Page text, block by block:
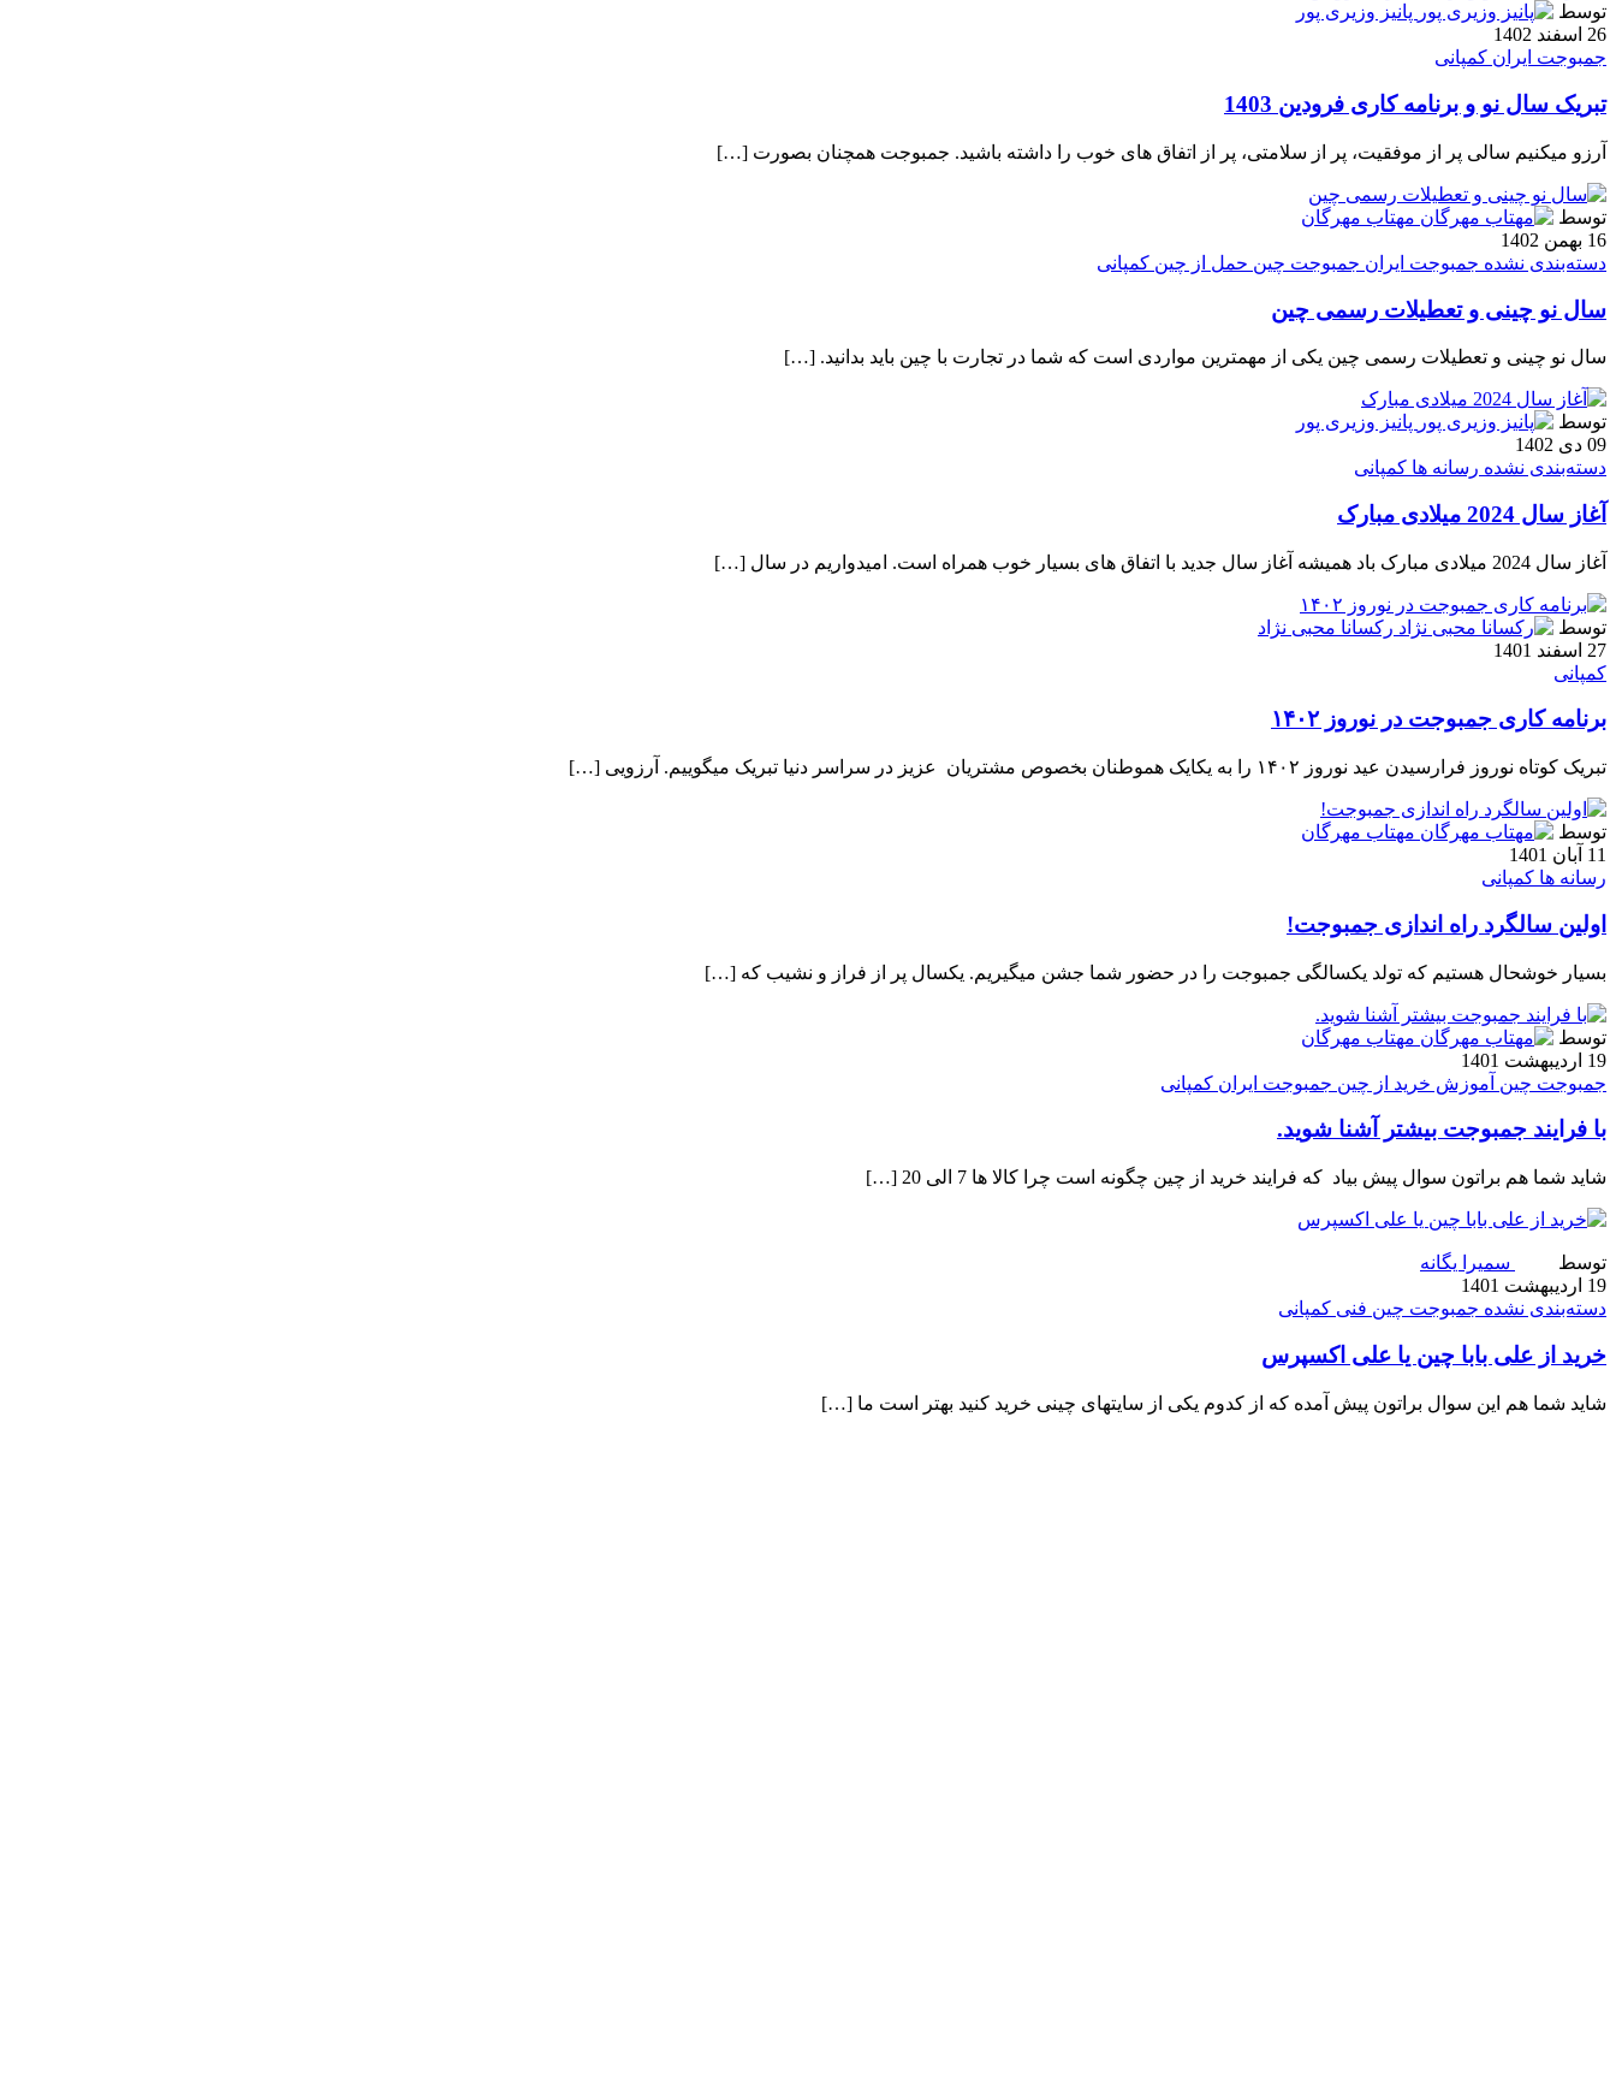
توسط
پانیز وزیری پور
26 اسفند 1402
جمبوجت ایران کمپانی
تبریک سال نو و برنامه کاری فرودین 1403
آرزو میکنیم سالی پر از موفقیت، پر از سلامتی، پر از اتفاق های خوب را داشته باشید. جمبوجت همچنان بصورت […]
توسط
مهتاب مهرگان
16 بهمن 1402
دسته‌بندی نشده جمبوجت ایران جمبوجت چین حمل از چین کمپانی
سال نو چینی و تعطیلات رسمی چین
سال نو چینی و تعطیلات رسمی چین یکی از مهمترین مواردی است که شما در تجارت با چین باید بدانید. […]
توسط
پانیز وزیری پور
09 دی 1402
دسته‌بندی نشده رسانه ها کمپانی
آغاز سال 2024 میلادی مبارک
آغاز سال 2024 میلادی مبارک باد همیشه آغاز سال جدید با اتفاق های بسیار خوب همراه است. امیدواریم در سال […]
توسط
رکسانا محبی نژاد
27 اسفند 1401
کمپانی
برنامه کاری جمبوجت در نوروز ۱۴۰۲
تبریک کوتاه نوروز فرارسیدن عید نوروز ۱۴۰۲ را به یکایک هموطنان بخصوص مشتریان عزیز در سراسر دنیا تبریک میگوییم. آرزویی […]
توسط
مهتاب مهرگان
11 آبان 1401
رسانه ها کمپانی
اولین سالگرد راه اندازی جمبوجت!
بسیار خوشحال هستیم که تولد یکسالگی جمبوجت را در حضور شما جشن میگیریم. یکسال پر از فراز و نشیب که […]
توسط
مهتاب مهرگان
19 اردیبهشت 1401
جمبوجت چین آموزش خرید از چین جمبوجت ایران کمپانی
با فرایند جمبوجت بیشتر آشنا شوید.
شاید شما هم براتون سوال پیش بیاد که فرایند خرید از چین چگونه است چرا کالا ها 7 الی 20 […]
توسط
سمیرا یگانه
19 اردیبهشت 1401
دسته‌بندی نشده جمبوجت چین فنی کمپانی
خرید از علی بابا چین یا علی اکسپرس
شاید شما هم این سوال براتون پیش آمده که از کدوم یکی از سایتهای چینی خرید کنید بهتر است ما […]